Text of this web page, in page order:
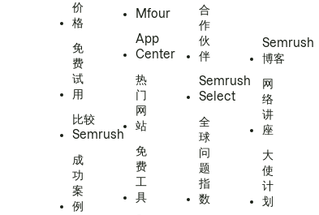
价
格
免
费
试
用
比较
Semrush
成
功
案
例
Mfour
App
Center
热
门
网
站
免
费
工
具
合
作
伙
伴
Semrush
Select
全
球
问
题
指
数
Semrush
博客
网
络
讲
座
大
使
计
划